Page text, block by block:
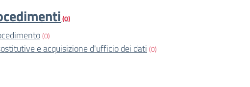
(0)
(0)
e acquisizione d'ufficio dei dati (0)